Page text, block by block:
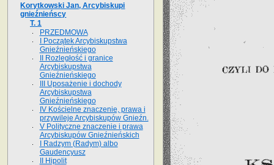
Korytkowski Jan, Arcybiskupi
gnieźnieńscy
T. 1
PRZEDMOWA
I Początek Arcybiskupstwa
Gnieźnieńskiego
II Rozległość i granice
Arcybiskupstwa
Gnieźnieńskiego
III Uposażenie i dochody
Arcybiskupstwa
Gnieźnieńskiego
IV Kościelne znaczenie, prawa i
przywileje Arcybiskupów Gnieźn.
V Polityczne znaczenie i prawa
Arcybiskupów Gnieźnieńskich
I Radzym (Radym) albo
Gaudencyusz
II Hipolit